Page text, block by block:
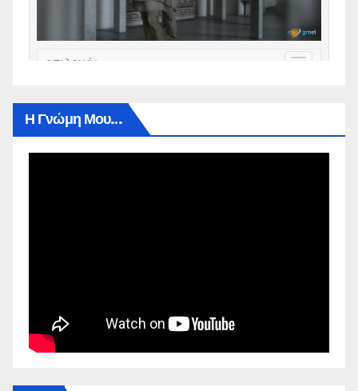
Η Γνώμη Μου…